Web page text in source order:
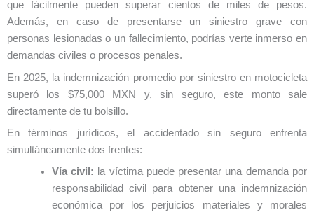
que fácilmente pueden superar cientos de miles de pesos.
Además, en caso de presentarse un siniestro grave con
personas lesionadas o un fallecimiento, podrías verte inmerso en
demandas civiles o procesos penales.
En 2025, la indemnización promedio por siniestro en motocicleta
superó los $75,000 MXN y, sin seguro, este monto sale
directamente de tu bolsillo.
En términos jurídicos, el accidentado sin seguro enfrenta
simultáneamente dos frentes:
Vía civil: la víctima puede presentar una demanda por
responsabilidad civil para obtener una indemnización
económica por los perjuicios materiales y morales